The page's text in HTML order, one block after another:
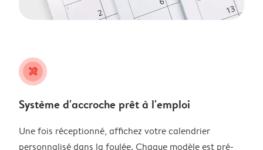
tools
Système d'accroche prêt à l'emploi
Une fois réceptionné, affichez votre calendrier
personnalisé dans la foulée. Chaque modèle est pré-